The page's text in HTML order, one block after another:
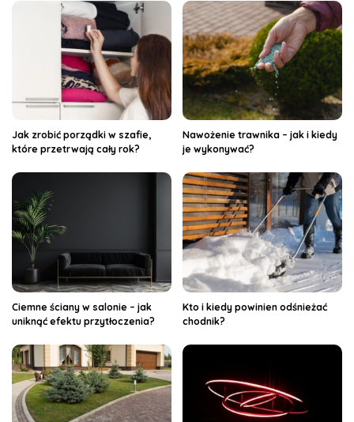
Jak zrobić porządki w szafie,
które przetrwają cały rok?
Nawożenie trawnika – jak i kiedy
je wykonywać?
Ciemne ściany w salonie – jak
uniknąć efektu przytłoczenia?
Kto i kiedy powinien odśnieżać
chodnik?